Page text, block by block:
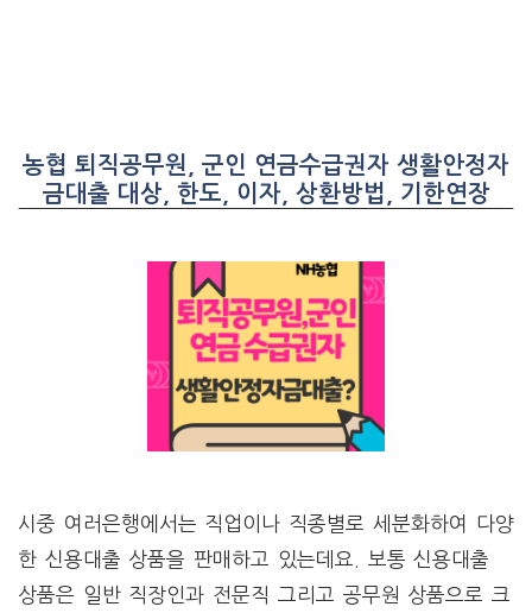
농협 퇴직공무원, 군인 연금수급권자 생활안정자
금대출 대상, 한도, 이자, 상환방법, 기한연장
시중 여러은행에서는 직업이나 직종별로 세분화하여 다양
한 신용대출 상품을 판매하고 있는데요. 보통 신용대출
상품은 일반 직장인과 전문직 그리고 공무원 상품으로 크